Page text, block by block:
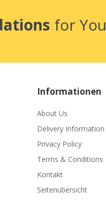
for You
Informationen
About Us
Delivery Information
Privacy Policy
Terms & Conditions
Kontakt
Seitenübersicht